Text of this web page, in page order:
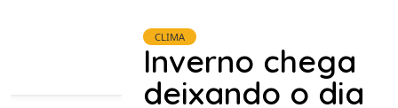
CLIMA
Inverno chega
deixando o dia